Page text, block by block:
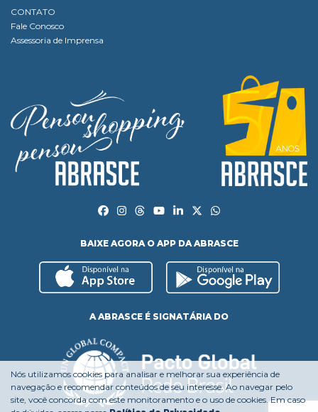
CONTATO
Fale Conosco
Assessoria de Imprensa
BAIXE AGORA O APP DA ABRASCE
A ABRASCE É SIGNATÁRIA DO
Nós utilizamos cookies para analisar e melhorar sua experiência de
navegação e recomendar conteúdos de seu interesse. Ao navegar pelo
site, você concorda com este monitoramento e o uso de cookies. Em caso